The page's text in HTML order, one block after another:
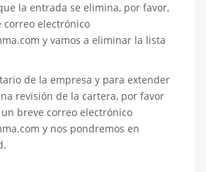
la entrada se elimina, por favor,
correo electrónico
y vamos a eliminar la lista
de la empresa y para extender
revisión de la cartera, por favor
breve correo electrónico
y nos pondremos en